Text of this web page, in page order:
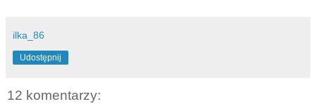
ilka_86
Udostępnij
12 komentarzy: